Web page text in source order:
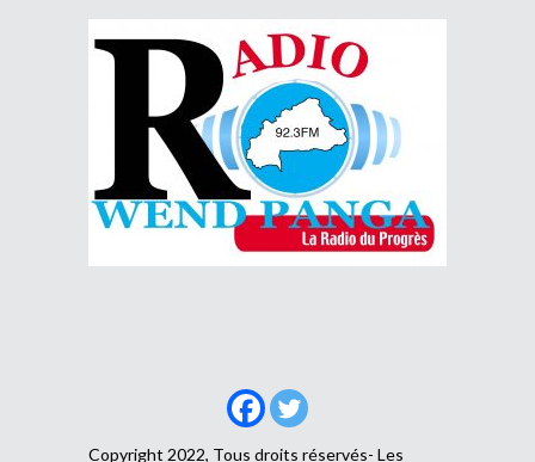
Copyright 2022, Tous droits réservés- Les